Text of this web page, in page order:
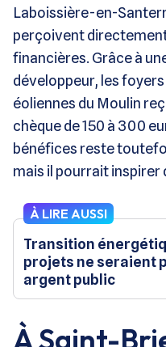
Laboissière-en-
perçoivent
financières. Grâce à
développeur, les
éoliennes du Moulin
chèque de 150 à 300
bénéfices reste
mais il pourrait
À LIRE AUSSI
Transition
projets ne seraient
argent public
À Saint-